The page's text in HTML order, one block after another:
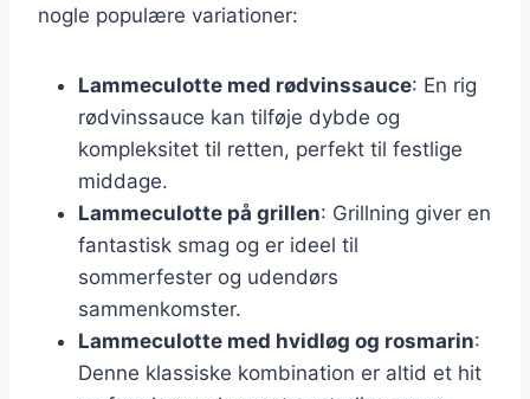
nogle populære variationer:
Lammeculotte med rødvinssauce: En rig
rødvinssauce kan tilføje dybde og
kompleksitet til retten, perfekt til festlige
middage.
Lammeculotte på grillen: Grillning giver en
fantastisk smag og er ideel til
sommerfester og udendørs
sammenkomster.
Lammeculotte med hvidløg og rosmarin:
Denne klassiske kombination er altid et hit